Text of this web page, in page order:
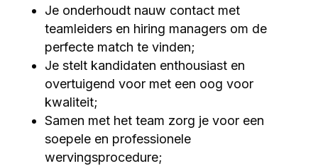
Je onderhoudt nauw contact met
teamleiders en hiring managers om de
perfecte match te vinden;
Je stelt kandidaten enthousiast en
overtuigend voor met een oog voor
kwaliteit;
Samen met het team zorg je voor een
soepele en professionele
wervingsprocedure;